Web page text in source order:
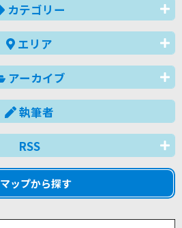
カテゴリー
エリア
アーカイブ
執筆者
RSS
マップから探す